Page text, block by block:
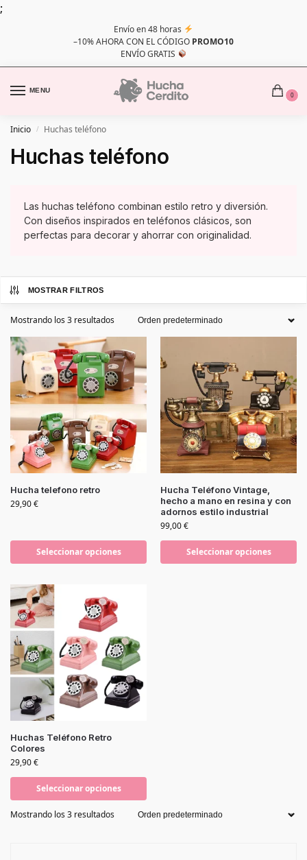
;
Envío en 48 horas
–10% AHORA CON EL CÓDIGO PROMO10
ENVÍO GRATIS
MENU
0
Inicio / Huchas teléfono
Huchas teléfono
Las huchas teléfono combinan estilo retro y diversión.
Con diseños inspirados en teléfonos clásicos, son
perfectas para decorar y ahorrar con originalidad.
MOSTRAR FILTROS
Mostrando los 3 resultados
Hucha telefono retro
29,90€
Seleccionar opciones
Hucha Teléfono Vintage,
hecho a mano en resina y con
adornos estilo industrial
99,00€
Seleccionar opciones
Huchas Teléfono Retro
Colores
29,90€
Seleccionar opciones
Mostrando los 3 resultados